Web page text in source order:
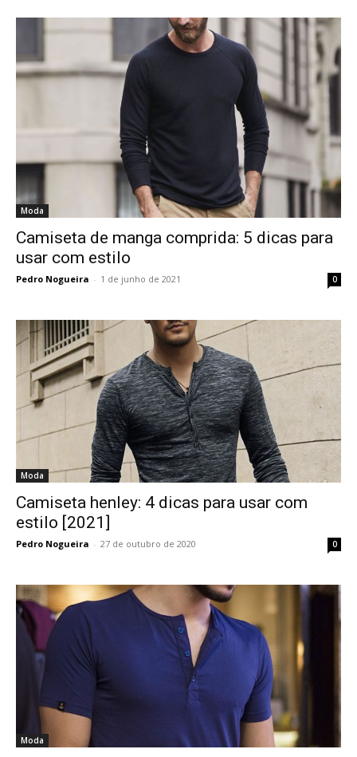
Moda
Camiseta de manga comprida: 5 dicas para
usar com estilo
Pedro Nogueira - 1 de junho de 2021 0
Moda
Camiseta henley: 4 dicas para usar com
estilo [2021]
Pedro Nogueira - 27 de outubro de 2020 0
Moda